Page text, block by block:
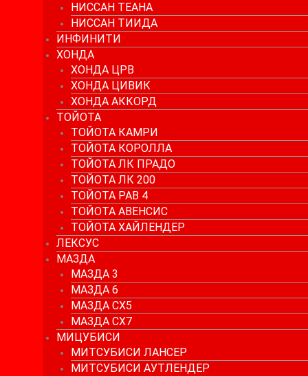
НИССАН ТЕАНА
НИССАН ТИИДА
ИНФИНИТИ
ХОНДА
ХОНДА ЦРВ
ХОНДА ЦИВИК
ХОНДА АККОРД
ТОЙОТА
ТОЙОТА КАМРИ
ТОЙОТА КОРОЛЛА
ТОЙОТА ЛК ПРАДО
ТОЙОТА ЛК 200
ТОЙОТА РАВ 4
ТОЙОТА АВЕНСИС
ТОЙОТА ХАЙЛЕНДЕР
ЛЕКСУС
МАЗДА
МАЗДА 3
МАЗДА 6
МАЗДА СХ5
МАЗДА СХ7
МИЦУБИСИ
МИТСУБИСИ ЛАНСЕР
МИТСУБИСИ АУТЛЕНДЕР